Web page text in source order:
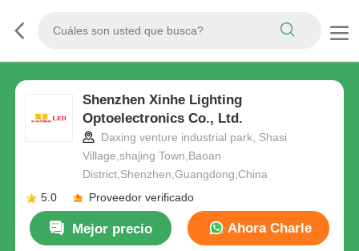
Shenzhen Xinhe Lighting
Optoelectronics Co., Ltd.
Daxing venture industrial park, Shasi
Village,shajing Town,Baoan
District,Shenzhen,Guangdong,China
5.0
Proveedor verificado
Mejor precio Ahora Charle